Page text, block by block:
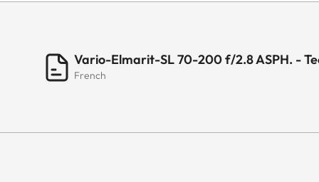
Pas de vis pour filtre
Vario-Elmarit-SL 70-200 f/2.8 ASPH. -
French